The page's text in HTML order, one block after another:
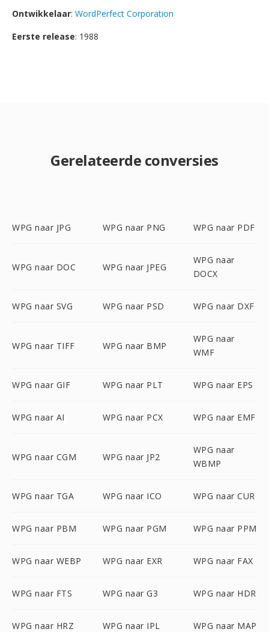
Ontwikkelaar: WordPerfect Corporation
Eerste release: 1988
Gerelateerde conversies
WPG naar JPG WPG naar PNG WPG naar PDF
WPG naar DOC WPG naar JPEG
WPG naar
DOCX
WPG naar SVG WPG naar PSD WPG naar DXF
WPG naar TIFF WPG naar BMP
WPG naar
WMF
WPG naar GIF WPG naar PLT WPG naar EPS
WPG naar AI WPG naar PCX WPG naar EMF
WPG naar CGM WPG naar JP2
WPG naar
WBMP
WPG naar TGA WPG naar ICO WPG naar CUR
WPG naar PBM WPG naar PGM WPG naar PPM
WPG naar WEBP WPG naar EXR WPG naar FAX
WPG naar FTS WPG naar G3 WPG naar HDR
WPG naar HRZ WPG naar IPL WPG naar MAP